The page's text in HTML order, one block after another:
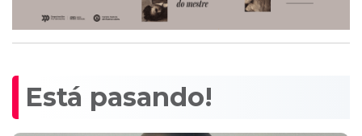
Está pasando!